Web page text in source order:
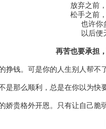
放弃之前
松手之前
也许你
以后便
再苦也要承担
钱。可是你的人生别人帮不
那么顺利，总是在你以为
贵格外开恩。只有让自己